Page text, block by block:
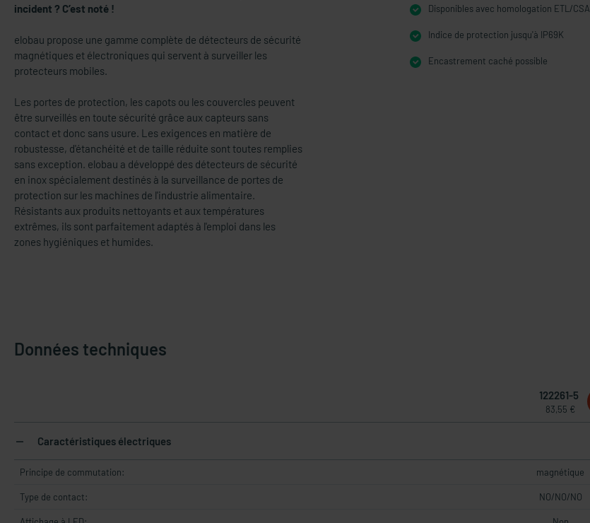
incident ? C’est noté !
elobau propose une gamme complète de détecteurs de sécurité
magnétiques et électroniques qui servent à surveiller les
protecteurs mobiles.
Les portes de protection, les capots ou les couvercles peuvent
être surveillés en toute sécurité grâce aux capteurs sans
contact et donc sans usure. Les exigences en matière de
robustesse, d'étanchéité et de taille réduite sont toutes remplies
sans exception. elobau a développé des détecteurs de sécurité
en inox spécialement destinés à la surveillance de portes de
protection sur les machines de l'industrie alimentaire.
Résistants aux produits nettoyants et aux températures
extrêmes, ils sont parfaitement adaptés à l'emploi dans les
zones hygiéniques et humides.
Disponibles avec homologation ETL/CSA
Indice de protection jusqu'à IP69K
Encastrement caché possible
Données techniques
122261-5
83,55 €
Caractéristiques électriques
Principe de commutation: magnétique
Type de contact: NO/NO/NO